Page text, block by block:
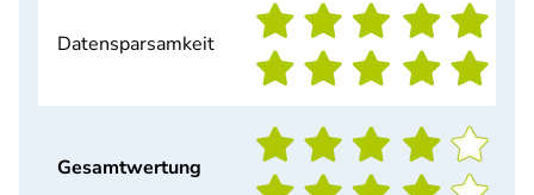
Datensparsamkeit
Gesamtwertung